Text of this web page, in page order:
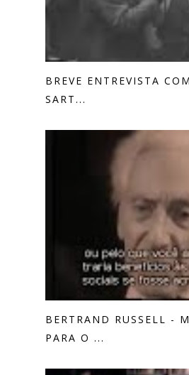
BREVE ENTREVISTA
SART...
BERTRAND RUSSELL -
PARA O ...